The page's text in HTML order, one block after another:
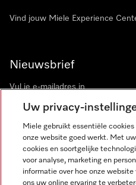
Vind jouw Miele Experience
Nieuwsbrief
Miele op Instagram
Miele op Facebook
Miele op Youtube
Uw privacy-
Miele gebruikt essentiële
onze website goed werkt. Met
cookies en soortgelijke
voor analyse, marketing en
informatie over hoe onze
ons uw online ervaring te